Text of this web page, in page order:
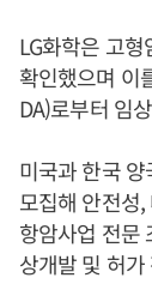
LG화학은 고
확인했으며 이
DA)로부터 임
미국과 한국
모집해 안전성
항암사업 전문
상개발 및 허